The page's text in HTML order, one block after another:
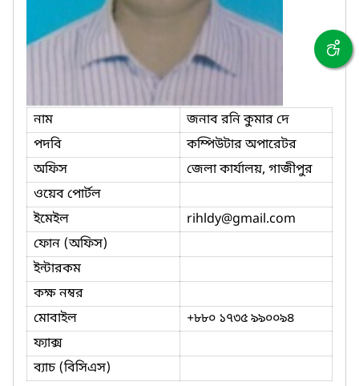
নাম
জনাব রনি কুমার দে
পদবি
কম্পিউটার অপারেটর
অফিস
জেলা কার্যালয়, গাজীপুর
ওয়েব পোর্টল
ইমেইল
rihldy@gmail.com
ফোন (অফিস)
ইন্টারকম
কক্ষ নম্বর
মোবাইল
+৮৮০ ১৭৩৫ ৯৯০০৯৪
ফ্যাক্স
ব্যাচ (বিসিএস)